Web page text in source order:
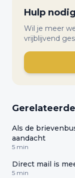
Hulp
Wil je meer
vrijblijvend
Als de
aandacht
5 min
Direct mail is
5 min